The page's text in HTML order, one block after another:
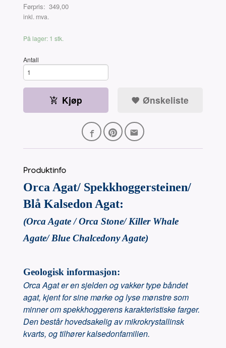
Førpris: 349,00
Rabatt
inkl. mva.
På lager: 1 stk.
Antall
Kjøp Ønskeliste
Produktinfo
Orca Agat/ Spekkhoggersteinen/
Blå Kalsedon Agat:
(Orca Agate / Orca Stone/ Killer Whale
Agate/ Blue Chalcedony Agate)
Geologisk informasjon:
Orca Agat er en sjelden og vakker type båndet
agat, kjent for sine mørke og lyse mønstre som
minner om spekkhoggerens karakteristiske farger.
Den består hovedsakelig av mikrokrystallinsk
kvarts, og tilhører kalsedonfamilien.